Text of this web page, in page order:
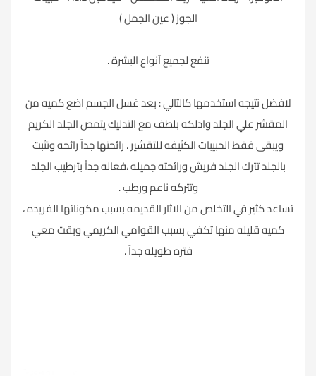
الجوز ( عين الجمل )
تنفع لجميع آنواع البشرة .
لافضل نتيجه استخدمها كالتالي : بعد غسل الجسم اضع كميه من
المقشر علي الجلد وادلكه بلطف مع التدليك يتمص الجلد الكريم
ويبقى فقط الحبيبات الكثيفه للتقشير . رائحتها جداً رائحه وتثبت
بالجلد تترك الجلد فريش ورائحته جميله ،فعاله جداً بترطيب الجلد
وتتركه ناعم ورطب .
تساعد كثير في التخلص من الاثار القديمه بسبب مكوناتها الفريده ،
كميه قليله منها تكفي بسبب القوامي الكريمي وبقت معي
فتره طويله جداً .